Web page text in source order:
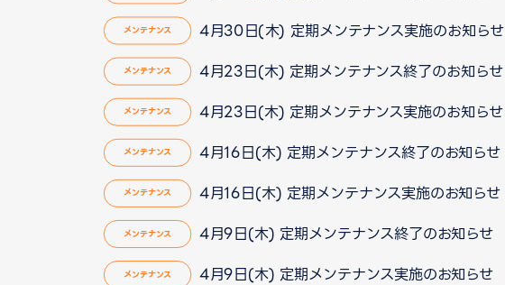
メンテナンス 4月30日(木) 定期メンテナンス実施のお知らせ
メンテナンス 4月23日(木) 定期メンテナンス終了のお知らせ
メンテナンス 4月23日(木) 定期メンテナンス実施のお知らせ
メンテナンス 4月16日(木) 定期メンテナンス終了のお知らせ
メンテナンス 4月16日(木) 定期メンテナンス実施のお知らせ
メンテナンス 4月9日(木) 定期メンテナンス終了のお知らせ
メンテナンス 4月9日(木) 定期メンテナンス実施のお知らせ